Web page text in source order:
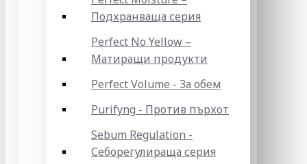
Подхранваща серия
Perfect No Yellow –
Матиращи продукти
Perfect Volume - За обем
Purifyng - Против пърхот
Sebum Regulation -
Себорегулираща серия